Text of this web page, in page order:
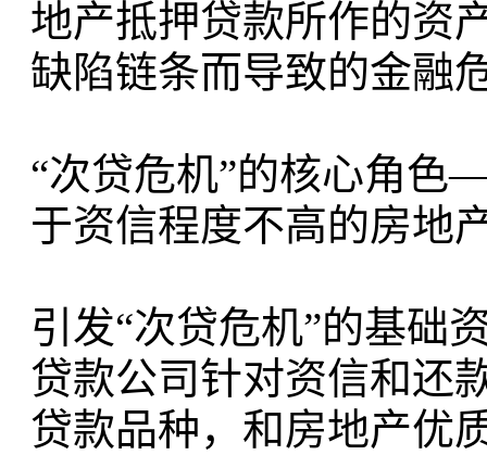
地产抵押贷款所作的资
缺陷链条而导致的金融
“次贷危机”的核心角
于资信程度不高的房地
引发“次贷危机”的基
贷款公司针对资信和还
贷款品种，和房地产优